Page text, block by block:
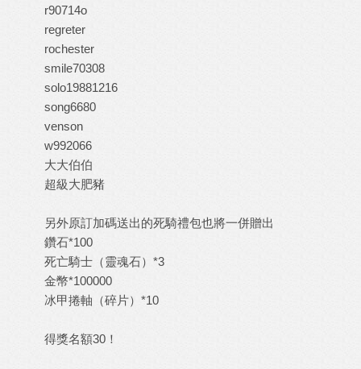
r90714o
regreter
rochester
smile70308
solo19881216
song6680
venson
w992066
大大伯伯
超級大肥豬
另外原訂加碼送出的死騎禮包也將一併贈出
鑽石*100
死亡騎士（靈魂石）*3
金幣*100000
冰甲捲軸（碎片）*10
得獎名額30！